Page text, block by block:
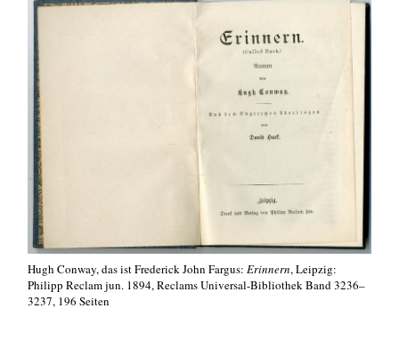
Hugh Conway, das ist Frederick John Fargus:Erinnern, Leipzig:
Philipp Reclam jun. 1894, Reclams Universal-Bibliothek Band 3236–
3237, 196 Seiten